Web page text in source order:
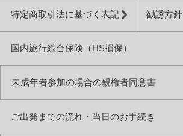
特定商取引法に基づく表記 勧誘方針
国内旅行総合保険（HS損保）
未成年者参加の場合の親権者同意書
ご出発までの流れ・当日のお手続き